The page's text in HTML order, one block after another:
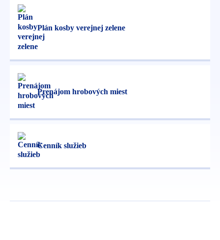
Plán kosby verejnej zelene
Prenájom hrobových miest
Cenník služieb